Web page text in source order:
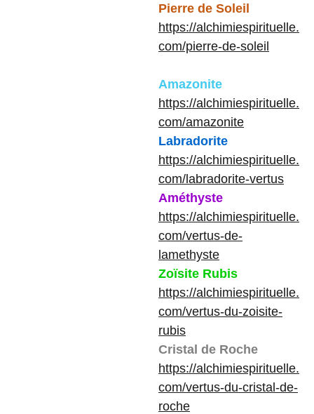
Pierre de Soleil
https://alchimiespirituelle.
com/pierre-de-soleil
Amazonite
https://alchimiespirituelle.
com/amazonite
Labradorite
https://alchimiespirituelle.
com/labradorite-vertus
Améthyste
https://alchimiespirituelle.
com/vertus-de-
lamethyste
Zoïsite Rubis
https://alchimiespirituelle.
com/vertus-du-zoisite-
rubis
Cristal de Roche
https://alchimiespirituelle.
com/vertus-du-cristal-de-
roche